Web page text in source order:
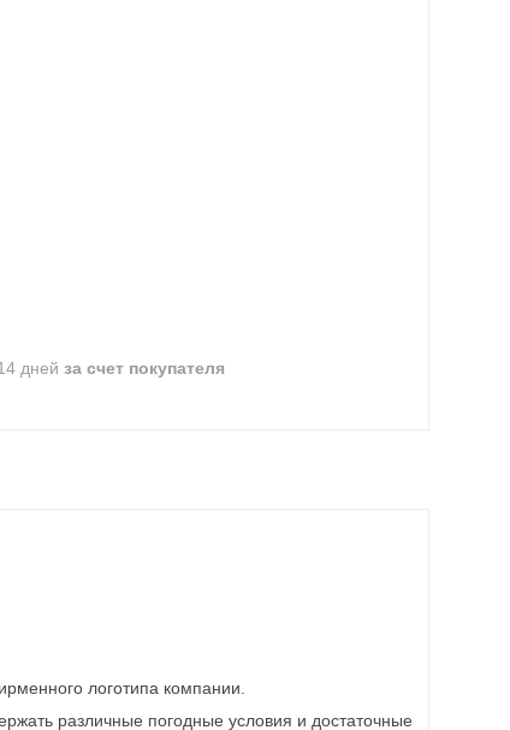
дней за счет покупателя
логотипа компании.
различные погодные условия и достаточные